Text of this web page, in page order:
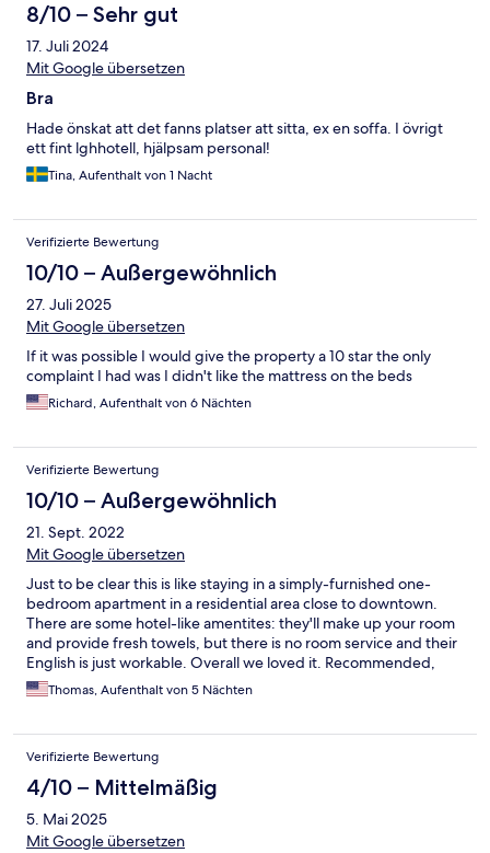
8/10 – Sehr gut
17. Juli 2024
Mit Google übersetzen
Bra
Hade önskat att det fanns platser att sitta, ex en soffa. I övrigt
ett fint lghhotell, hjälpsam personal!
Tina, Aufenthalt von 1 Nacht
Verifizierte Bewertung
10/10 – Außergewöhnlich
27. Juli 2025
Mit Google übersetzen
If it was possible I would give the property a 10 star the only
complaint I had was I didn't like the mattress on the beds
Richard, Aufenthalt von 6 Nächten
Verifizierte Bewertung
10/10 – Außergewöhnlich
21. Sept. 2022
Mit Google übersetzen
Just to be clear this is like staying in a simply-furnished one-
bedroom apartment in a residential area close to downtown.
There are some hotel-like amentites: they'll make up your room
and provide fresh towels, but there is no room service and their
English is just workable. Overall we loved it. Recommended,
especially if you might spend some evenings at home.
Thomas, Aufenthalt von 5 Nächten
Verifizierte Bewertung
4/10 – Mittelmäßig
5. Mai 2025
Mit Google übersetzen